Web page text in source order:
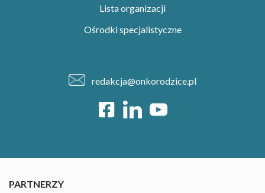
Lista organizacji
Ośrodki specjalistyczne
redakcja@onkorodzice.pl
PARTNERZY